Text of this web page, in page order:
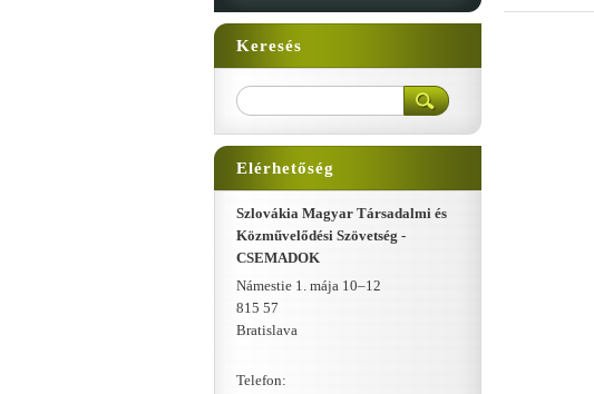
Keresés
Elérhetőség
Szlovákia Magyar Társadalmi és
Közművelődési Szövetség -
CSEMADOK
Námestie 1. mája 10–12
815 57
Bratislava
Telefon: